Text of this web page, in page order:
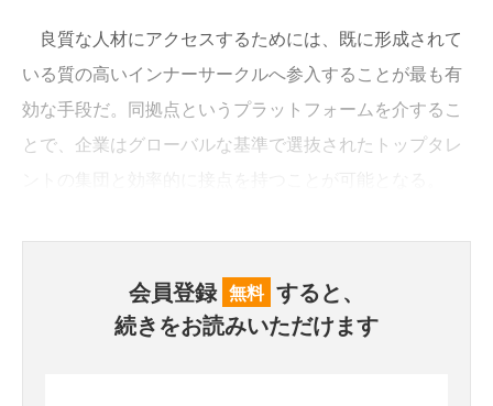
良質な人材にアクセスするためには、既に形成されて
いる質の高いインナーサークルへ参入することが最も有
効な手段だ。同拠点というプラットフォームを介するこ
とで、企業はグローバルな基準で選抜されたトップタレ
会員登録 無料 すると、
続きをお読みいただけます